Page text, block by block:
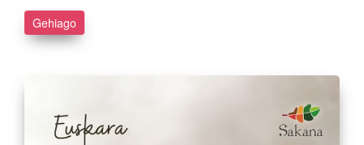
Gehiago